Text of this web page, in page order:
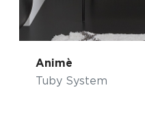
Animè
Tuby System